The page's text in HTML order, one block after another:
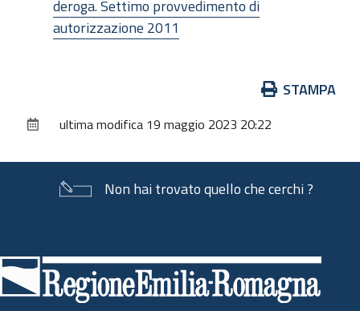
deroga. Settimo provvedimento di
autorizzazione 2011
documento
STAMPA
ultima modifica 19 maggio 2023 20:22
Non hai trovato quello che cerchi ?
di
pagina